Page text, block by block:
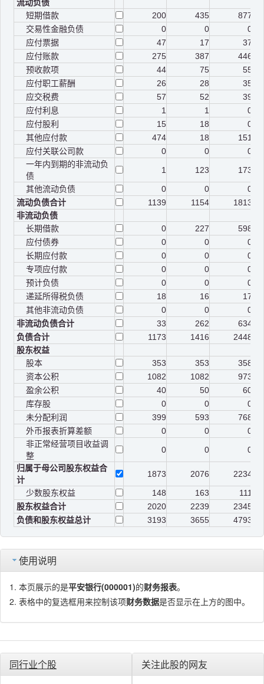
流动负债
短期借款
200 435
877
交易性金融负债
0 0
0
应付票据
47 17
37
应付账款
275 387
446
预收款项
44 75
55
应付职工薪酬
26 28
35
应交税费
57 52
39
应付利息
1 1
0
应付股利
15 18
0
其他应付款
474 18
151
应付关联公司款
0 0
0
一年内到期的非流动负
债
1 123
173
其他流动负债
0 0
0
流动负债合计
1139 1154
1813
非流动负债
长期借款
0 227
598
应付债券
0 0
0
长期应付款
0 0
0
专项应付款
0 0
0
预计负债
0 0
0
递延所得税负债
18 16
17
其他非流动负债
0 0
0
非流动负债合计
33 262
634
负债合计
1173 1416
2448
股东权益
股本
353 353
358
资本公积
1082 1082
973
盈余公积
40 50
60
库存股
0 0
0
未分配利润
399 593
768
外币报表折算差额
0 0
0
非正常经营项目收益调
整
0 0
0
归属于母公司股东权益合
计
1873 2076
2234
少数股东权益
148 163
111
股东权益合计
2020 2239
2345
负债和股东权益总计
3193 3655 4793
使用说明
本页展示的是平安银行(000001)的财务报表。
表格中的复选框用来控制该项财务数据是否显示在上方的图中。
同行业个股 关注此股的网友